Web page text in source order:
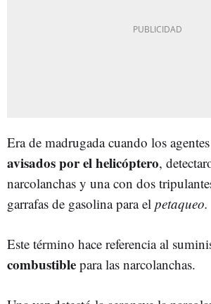
Era de madrugada cuando los
avisados por el helicóptero,
narcolanchas y una con dos
garrafas de gasolina para el petaqueo.
Este término hace referencia al
combustible para las narcolanchas.